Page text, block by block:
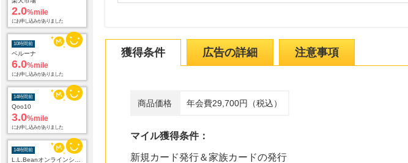
10時間前
ベルーナ
6.0%mile
にお申し込みがありました
14時間前
Qoo10
3.0%mile
にお申し込みがありました
14時間前
L.L.Beanオンラインショップ
1.9%mile
にお申し込みがありました
獲得条件 広告の詳細 注意事項
商品価格 年会費29,700円（税込）
マイル獲得条件：
新規カード発行＆家族カードの発行